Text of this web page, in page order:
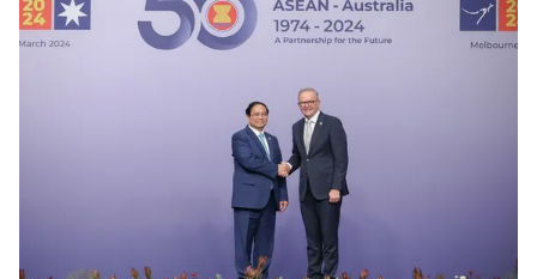
® Cấm sao chép dưới mọi hình thức nếu không có sự chấp